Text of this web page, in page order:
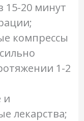
15-20 минут
компрессы
1-2
и
лекарства;